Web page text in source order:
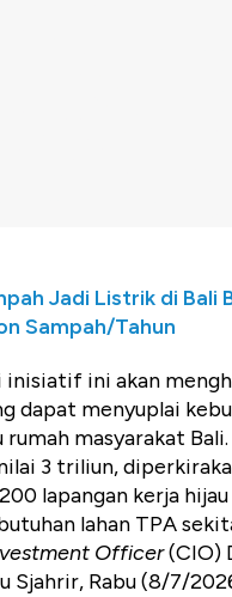
Jadi Listrik di Bali
Sampah/Tahun
inisiatif ini akan
dapat menyuplai
masyarakat Bali.
3 triliun,
lapangan kerja
lahan TPA
Officer(CIO)
Sjahrir, Rabu (8/7/